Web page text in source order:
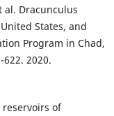
al. Dracunculus
States, and
Program in Chad,
2020.
reservoirs of